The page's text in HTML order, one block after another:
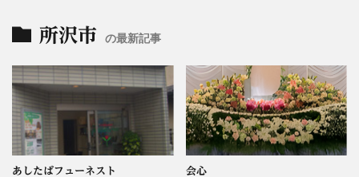
所沢市 の最新記事
あしたばフューネスト 会心